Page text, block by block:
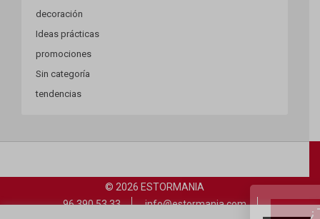
decoración
Ideas prácticas
promociones
Sin categoría
tendencias
© 2026 ESTORMANIA
96 390 53 33
info@estormania.com